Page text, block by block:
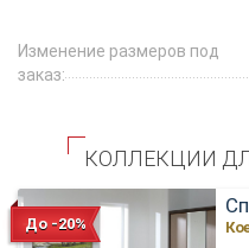
Изменение размеров под
заказ:
КОЛЛЕКЦИИ
До -20%